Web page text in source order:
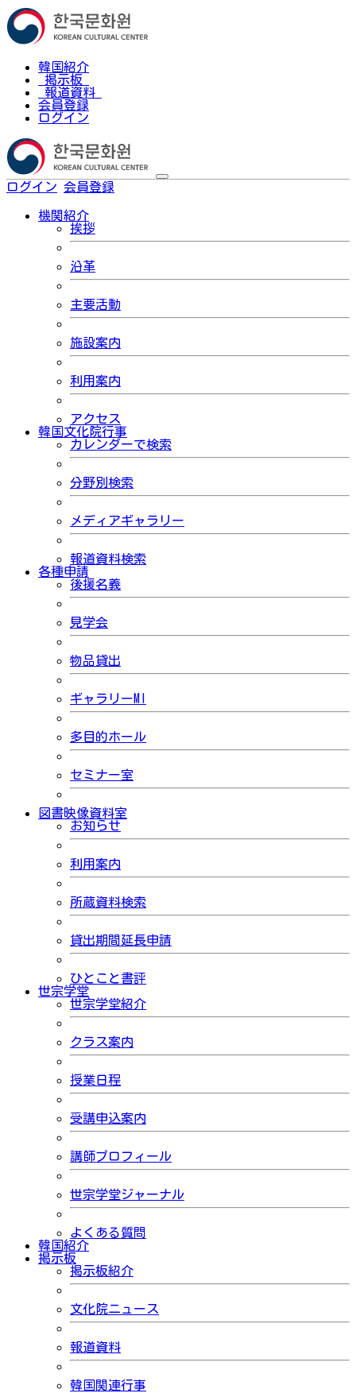
韓国紹介
掲示板
報道資料
会員登録
ログイン
ログイン 会員登録
機関紹介
挨拶
沿革
主要活動
施設案内
利用案内
アクセス
韓国文化院行事
カレンダーで検索
分野別検索
メディアギャラリー
報道資料検索
各種申請
後援名義
見学会
物品貸出
ギャラリーMI
多目的ホール
セミナー室
図書映像資料室
お知らせ
利用案内
所蔵資料検索
貸出期間延長申請
ひとこと書評
世宗学堂
世宗学堂紹介
クラス案内
授業日程
受講申込案内
講師プロフィール
世宗学堂ジャーナル
よくある質問
韓国紹介
掲示板
掲示板紹介
文化院ニュース
報道資料
韓国関連行事